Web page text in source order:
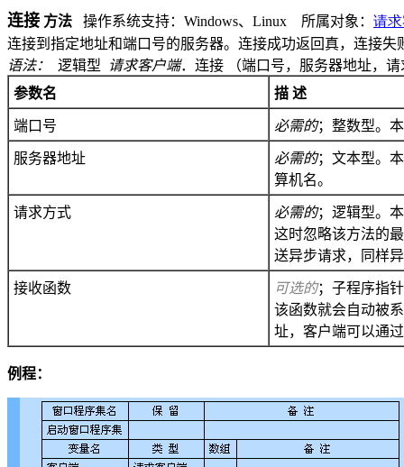
连接 方法 操作系统支持： Windows、 Linux 所属对象： 请
连接到指定地址和端口号的服务器。连接成功返回真，连接失
语法：
逻辑型 请求客户端．连接 （端口号，服务器地址，
参数名
描 述
端口号 必需的；整数型。
服务器地址 必需的；文本型。
算机名。
请求方式 必需的；逻辑型。
这时忽略该方法的
送异步请求，同样
接收函数 可选的；子程序指
该函数就会自动被
址，客户端可以通
例程：